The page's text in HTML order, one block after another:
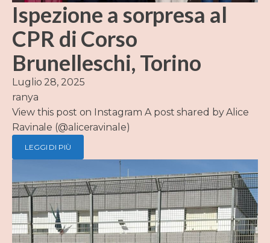
Ispezione a sorpresa al
CPR di Corso
Brunelleschi, Torino
Luglio 28, 2025
ranya
View this post on Instagram A post shared by Alice
Ravinale (@aliceravinale)
LEGGI DI PIÙ